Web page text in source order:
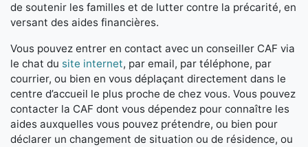
de soutenir les familles et de lutter contre la précarité, en
versant des aides financières.
Vous pouvez entrer en contact avec un conseiller CAF via
le chat du site internet, par email, par téléphone, par
courrier, ou bien en vous déplaçant directement dans le
centre d’accueil le plus proche de chez vous. Vous pouvez
contacter la CAF dont vous dépendez pour connaître les
aides auxquelles vous pouvez prétendre, ou bien pour
déclarer un changement de situation ou de résidence, ou